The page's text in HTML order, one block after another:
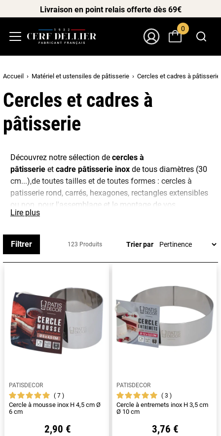
Livraison en point relais offerte dès 69€
0
Accueil Matériel et ustensiles de pâtisserie Cercles et cadres à pâtisserie
Cercles et cadres à
pâtisserie
Découvrez notre sélection de cercles à
pâtisserie et cadre pâtisserie inox de tous diamètres (30
cm...),de toutes tailles et de toutes formes : cercles à
patisserie rond, carrés, hexagones, rectangles extensibles
ou non, pour l'assemblage et le montage de vos
entremets.
pain,cercle à tarte, cercle à vacherin, nonnettes, cercle
à entremets, cercle à mousse
Lire plus
123 Produits
Filtrer Trier par
PATISDECOR
7
Cercle à mousse inox H 4,5 cm Ø
6 cm
2,90 €
PATISDECOR
3
Cercle à entremets inox H 3,5 cm
Ø 10 cm
3,76 €